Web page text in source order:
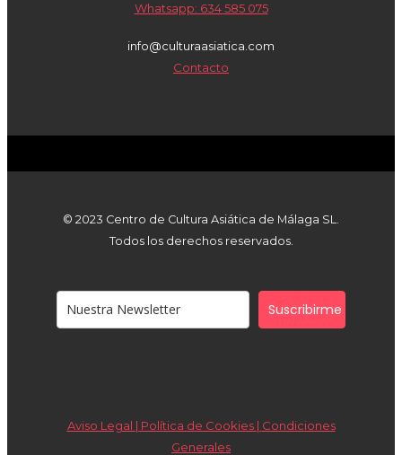
Whatsapp: 634 585 075
info@culturaasiatica.com
Contacto
© 2023 Centro de Cultura Asiática de Málaga SL.
Todos los derechos reservados.
Suscribirme
Aviso Legal | Política de Cookies | Condiciones
Generales